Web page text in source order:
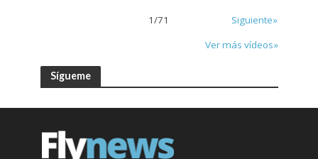
1/71
Siguiente»
Ver más vídeos»
Sígueme